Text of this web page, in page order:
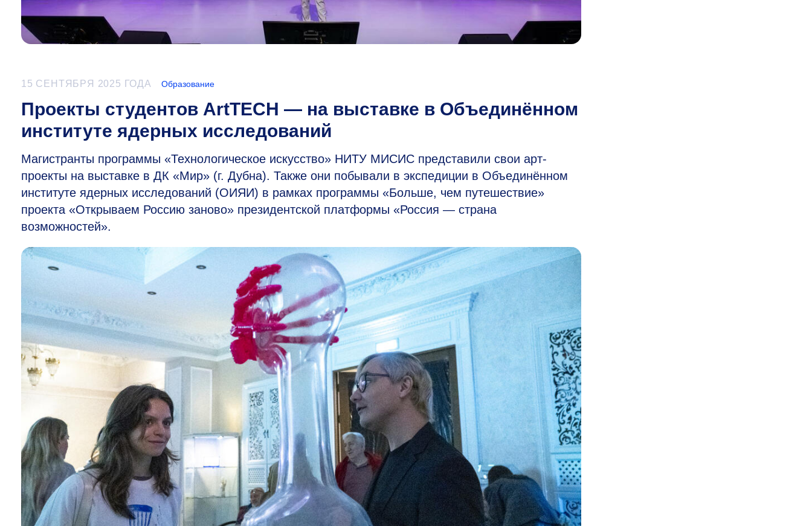
15 СЕНТЯБРЯ 2025 ГОДА Образование
Проекты студентов ArtTECH — на выставке в Объединённом
институте ядерных исследований
Магистранты программы «Технологическое искусство» НИТУ МИСИС представили свои арт-
проекты на выставке в ДК «Мир» (г. Дубна). Также они побывали в экспедиции в Объединённом
институте ядерных исследований (ОИЯИ) в рамках программы «Больше, чем путешествие»
проекта «Открываем Россию заново» президентской платформы «Россия — страна
возможностей».